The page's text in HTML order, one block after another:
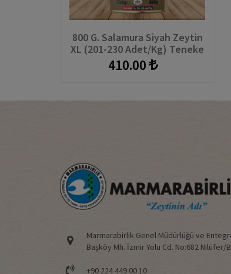
800 G. Salamura Siyah Zeytin
XL (201-230 Adet/kg) Teneke
410.00
Marmarabirlik Genel Müdürlüğü ve
Başköy Mh. İzmir Yolu Cd. No:682 Nilüfer/
+90 224 449 00 10